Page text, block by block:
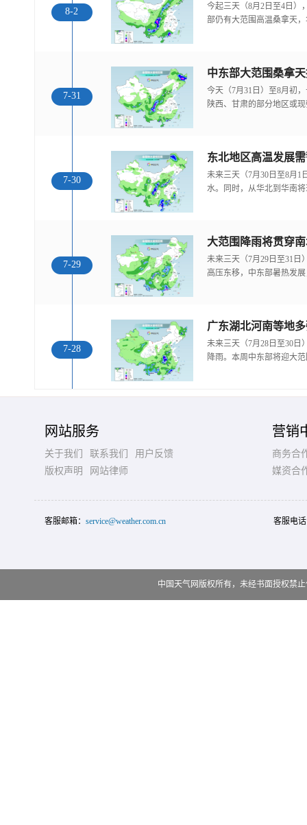
8-2
今起三天（8月2日至4日）
部仍有大范围高温桑拿天
7-31
中东部大范围桑拿
今天（7月31日）至8月初
陕西、甘肃的部分地区或
7-30
东北地区高温发展
未来三天（7月30日至8月1
水。同时，从华北到华南
7-29
大范围降雨将贯穿
未来三天（7月29日至31日
高压东移，中东部暑热发
7-28
广东湖北河南等地
未来三天（7月28日至30日
降雨。本周中东部将迎大
网站服务
关于我们 联系我们
用户反馈
版权声明
网站律师
营销
商务合
媒资合
客服邮箱： service@weather.com.cn 客服电
中国天气网版权所有，未经书面授权